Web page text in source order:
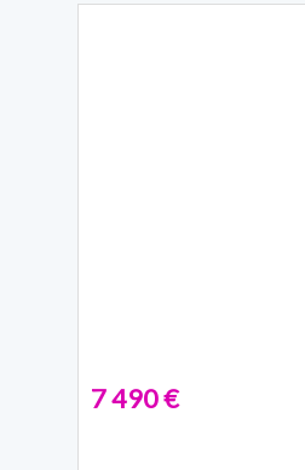
7 490 €